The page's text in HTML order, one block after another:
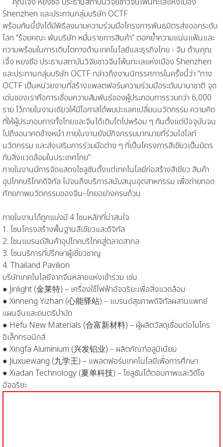
Shenzhen และประทานกลุ่มบริษัท OCTF
พร้อมกันนี้ยังได้มีพิธีลงนามความร่วมมือโครงการพันธมิตรส่งออกระดับ
โลก “ร้อยคณะ พันบริษัท หมื่นรายการสินค้า” ตอกย้ำความแน่นแฟ้นและ
ความพร้อมในการเติบโตทางด้านเทคโนโลยีและธุรกิจไทย - จีน ด้านคุณ
เจิ้ง หยงซือ ประธานสถาบันวิจัยชาวจีนโพ้นทะเลแห่งเมือง Shenzhen
และประทานกลุ่มบริษัท OCTF กล่าวถึงงานนิทรรศการในครั้งนี้ว่า “ทาง
OCTF เป็นหน่วยงานที่สร้างแพลตฟอร์มความร่วมมือระดับนานาชาติ จุด
เด่นของเราคือการเชื่อมความสัมพันธ์ของผู้ประกอบการรวมกว่า 6,000
ราย ไว้ภายในงานเดียวให้มีโอกาสได้พบปะแลกเปลี่ยนนวัตกรรม ความคิด
ที่ให้ผู้ประกอบการทั้งไทยและจีนได้เติบโตไปพร้อม ๆ กันตั้งแต่ปัจจุบันจน
ไปถึงอนาคตข้างหน้า ภายในงานยังมีกิจกรรมมากมายที่ร่วมไฮไลท์
นวัตกรรม และส่งเสริมการร่วมมือต่าง ๆ ที่เป็นโครงการสีเขียวเป็นมิตร
กับสิ่งแวดล้อมในประเทศไทย”
ภายในงานมีการจัดแสดงโซลูชันตั้งแต่เทคโนโลยีก่อสร้างสีเขียว สินค้า
อุปโภคบริโภคดิจิทัล ไปจนถึงบริการสนับสนุนอุตสาหกรรม เพื่อถ่ายทอด
ศักยภาพนวัตกรรมของจีน–ไทยอย่างครบถ้วน
ภายในงานได้ถูกแบ่งมี 4 โซนหลักที่น่าสนใจ
1. โซนโครงสร้างพื้นฐานสีเขียวและดิจิทัล
2. โซนแบรนด์สินค้าอุปโภคบริโภคสู่ตลาดสากล
3. โซนบริการที่ปรึกษาผู้เชี่ยวชาญ
4. Thailand Pavilion
บริษัทเทคโนโลยีจากจีนหลายแห่งเข้าร่วม เช่น
● Jinlight (金莱特) – เครื่องใช้ไฟฟ้าอัจฉริยะเพื่อสิ่งแวดล้อม
● Xinneng Yizhan (心能驿站) – แบรนด์สุขภาพดิจิทัลผสานแพทย์
แผนจีนและดนตรีบำบัด
● Hefu New Materials (合富新材料) – ผู้ผลิตวัสดุเชื่อมต่อไมโคร
อิเล็กทรอนิกส์
● Xingfa Aluminium (兴发铝业) – ผลิตภัณฑ์อลูมิเนียม
● Jiuxuewang (九学王) – แพลตฟอร์มเทคโนโลยีเพื่อการศึกษา
● Xiadan Technology (夏单科技) – โซลูชันโต้ตอบภาพและวิดีโอ
อัจฉริยะ